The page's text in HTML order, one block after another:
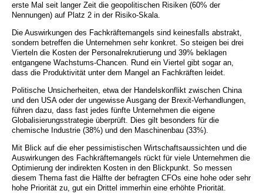
erste Mal seit langer Zeit die geopolitischen Risiken (60% der
Nennungen) auf Platz 2 in der Risiko-Skala.
Die Auswirkungen des Fachkräftemangels sind keinesfalls abstrakt,
sondern betreffen die Unternehmen sehr konkret. So steigen bei drei
Vierteln die Kosten der Personalrekrutierung und 39% beklagen
entgangene Wachstums-Chancen. Rund ein Viertel gibt sogar an,
dass die Produktivität unter dem Mangel an Fachkräften leidet.
Politische Unsicherheiten, etwa der Handelskonflikt zwischen China
und den USA oder der ungewisse Ausgang der Brexit-Verhandlungen,
führen dazu, dass fast jedes fünfte Unternehmen die eigene
Globalisierungsstrategie überprüft. Dies gilt besonders für die
chemische Industrie (38%) und den Maschinenbau (33%).
Mit Blick auf die eher pessimistischen Wirtschaftsaussichten und die
Auswirkungen des Fachkräftemangels rückt für viele Unternehmen die
Optimierung der indirekten Kosten in den Blickpunkt. So messen
diesem Thema fast die Hälfte der befragten CFOs eine hohe oder sehr
hohe Priorität zu, gut ein Drittel immerhin eine erhöhte Priorität.